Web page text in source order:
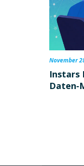
November
Instars